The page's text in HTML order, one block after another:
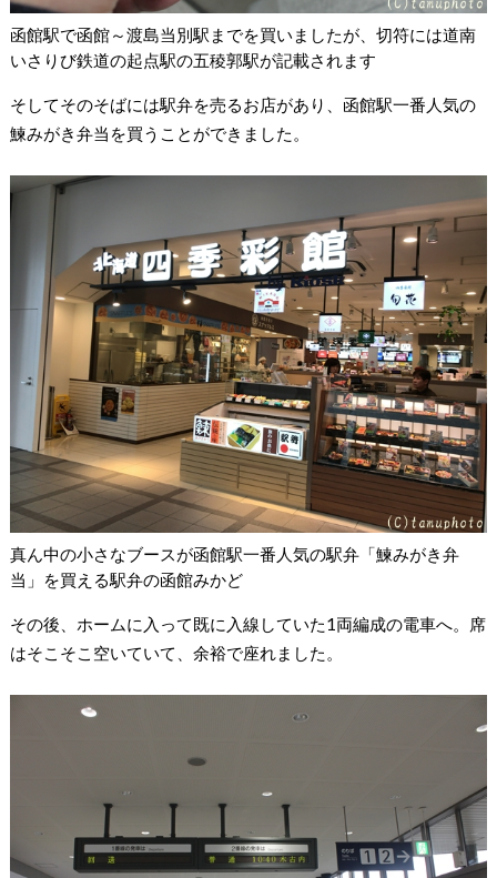
函館駅で函館～渡島当別駅までを買いましたが、切符には道南
いさりび鉄道の起点駅の五稜郭駅が記載されます
そしてそのそばには駅弁を売るお店があり、函館駅一番人気の
鰊みがき弁当を買うことができました。
真ん中の小さなブースが函館駅一番人気の駅弁「鰊みがき弁
当」を買える駅弁の函館みかど
その後、ホームに入って既に入線していた1両編成の電車へ。席
はそこそこ空いていて、余裕で座れました。